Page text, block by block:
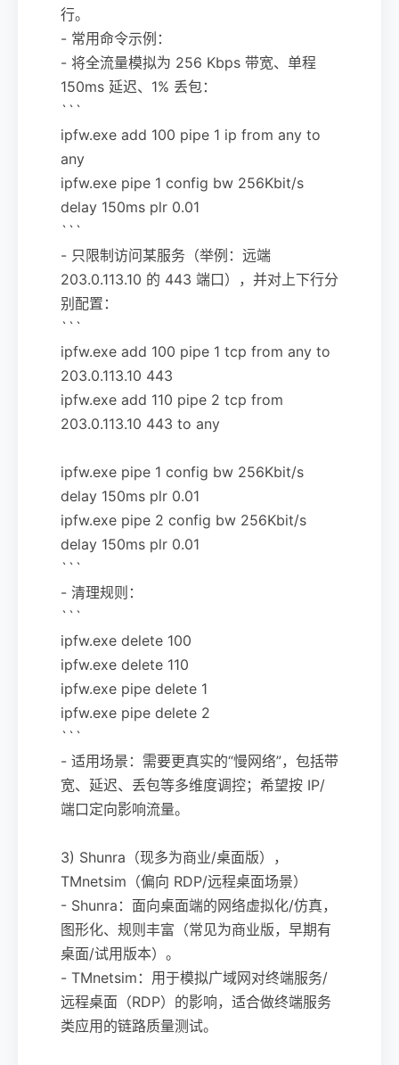
行。
- 常用命令示例：
- 将全流量模拟为 256 Kbps 带宽、单程
150ms 延迟、1% 丢包：
```
ipfw.exe add 100 pipe 1 ip from any to
any
ipfw.exe pipe 1 config bw 256Kbit/s
delay 150ms plr 0.01
```
- 只限制访问某服务（举例：远端
203.0.113.10 的 443 端口），并对上下行分
别配置：
```
ipfw.exe add 100 pipe 1 tcp from any to
203.0.113.10 443
ipfw.exe add 110 pipe 2 tcp from
203.0.113.10 443 to any
ipfw.exe pipe 1 config bw 256Kbit/s
delay 150ms plr 0.01
ipfw.exe pipe 2 config bw 256Kbit/s
delay 150ms plr 0.01
```
- 清理规则：
```
ipfw.exe delete 100
ipfw.exe delete 110
ipfw.exe pipe delete 1
ipfw.exe pipe delete 2
```
- 适用场景：需要更真实的“慢网络”，包括带
宽、延迟、丢包等多维度调控；希望按 IP/
端口定向影响流量。
3) Shunra（现多为商业/桌面版），
TMnetsim（偏向 RDP/远程桌面场景）
- Shunra：面向桌面端的网络虚拟化/仿真，
图形化、规则丰富（常见为商业版，早期有
桌面/试用版本）。
- TMnetsim：用于模拟广域网对终端服务/
远程桌面（RDP）的影响，适合做终端服务
类应用的链路质量测试。